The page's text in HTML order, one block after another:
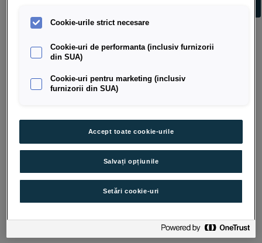
REPERE BIOGRAFICE
Cookie-urile strict necesare
Cookie-uri de performanta (inclusiv furnizorii
din SUA)
Cookie-uri pentru marketing (inclusiv
furnizorii din SUA)
Accept toate cookie-urile
Salvați opțiunile
Setări cookie-uri